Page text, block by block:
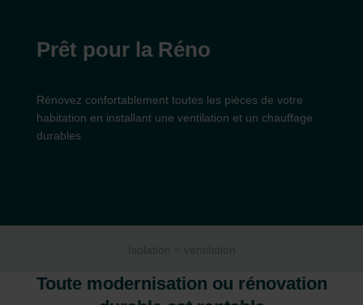
Prêt pour la Réno
Rénovez confortablement toutes les pièces de votre
habitation en installant une ventilation et un chauffage
durables
Isolation = ventilation
Toute modernisation ou rénovation